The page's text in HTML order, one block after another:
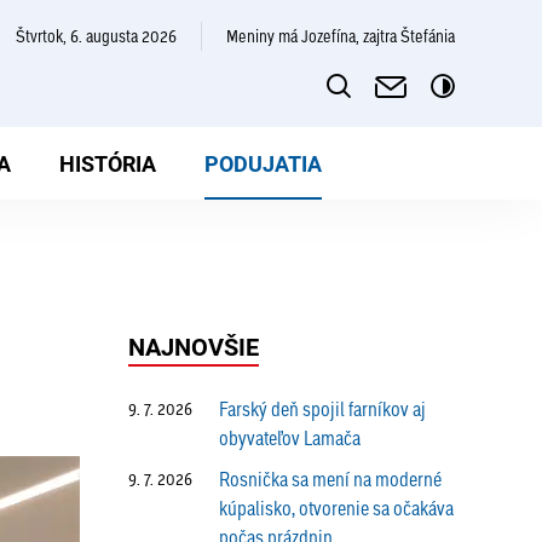
štvrtok, 6. augusta 2026 Meniny má Jozefína, zajtra Štefánia
HISTÓRIA PODUJATIA
NAJNOVŠIE
9. 7. 2026
Farský deň spojil farníkov aj
obyvateľov Lamača
9. 7. 2026
Rosnička sa mení na moderné
kúpalisko, otvorenie sa očakáva